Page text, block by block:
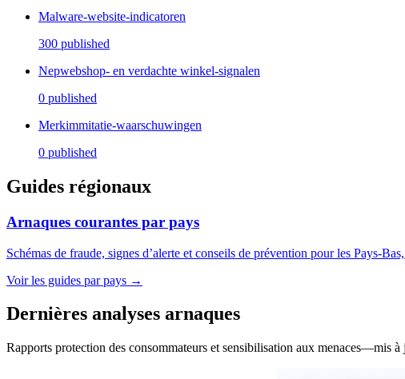
Malware-website-indicatoren
300 published
Nepwebshop- en verdachte winkel-signalen
0 published
Merkimmitatie-waarschuwingen
0 published
Guides régionaux
Arnaques courantes par pays
Schémas de fraude, signes d’alerte et conseils de prévention pour les Pays-
Voir les guides par pays →
Dernières analyses arnaques
Rapports protection des consommateurs et sensibilisation aux menaces—mis